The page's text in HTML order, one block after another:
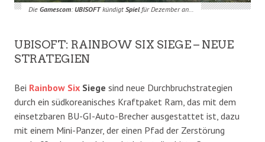
Die Gamescom:UBISOFTkündigt Spielfür Dezember an…
UBISOFT: RAINBOW SIX SIEGE – NEUE
STRATEGIEN
Bei Rainbow Six Siege sind neue Durchbruchstrategien
durch ein südkoreanisches Kraftpaket Ram, das mit dem
einsetzbaren BU-GI-Auto-Brecher ausgestattet ist, dazu
mit einem Mini-Panzer, der einen Pfad der Zerstörung